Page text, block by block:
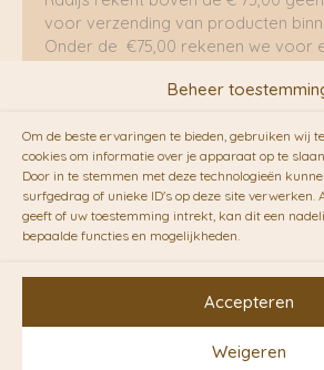
Beheer
Om de beste ervaringen te bieden, gebruiken wij
cookies om informatie over je apparaat op te
Door in te stemmen met deze technologieën
surfgedrag of unieke ID's op deze site verwerken.
geeft of uw toestemming intrekt, kan dit een
bepaalde functies en mogelijkheden.
Accepteren
Weigeren
voor verzending van producten
Onder de €75,00 rekenen we voor
RADIJS werkt samen met de
vanFietskoeriers.nl. Pakketten
10.00 uur besteld op een
bezorgen zij soms nog op dezelfde
avonduren! Brievenbuspakjes de
waar mogelijk ook echt op de fiets!!